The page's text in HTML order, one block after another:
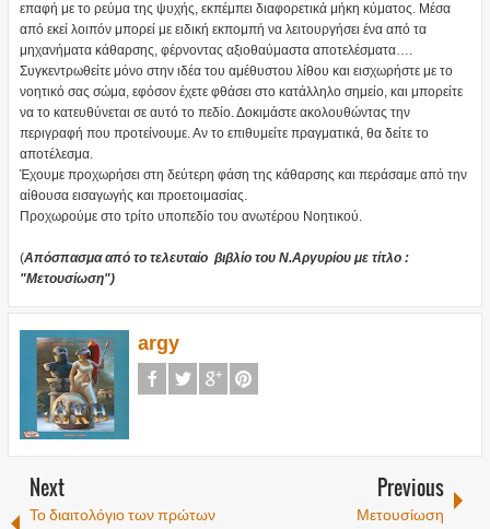
επαφή με το ρεύμα της ψυχής, εκπέμπει διαφορετικά μήκη κύματος. Μέσα
από εκεί λοιπόν μπορεί με ειδική εκπομπή να λειτουργήσει ένα από τα
μηχανήματα κάθαρσης, φέρνοντας αξιοθαύμαστα αποτελέσματα….
Συγκεντρωθείτε μόνο στην ιδέα του αμέθυστου λίθου και εισχωρήστε με το
νοητικό σας σώμα, εφόσον έχετε φθάσει στο κατάλληλο σημείο, και μπορείτε
να το κατευθύνεται σε αυτό το πεδίο. Δοκιμάστε ακολουθώντας την
περιγραφή που προτείνουμε. Αν το επιθυμείτε πραγματικά, θα δείτε το
αποτέλεσμα.
Έχουμε προχωρήσει στη δεύτερη φάση της κάθαρσης και περάσαμε από την
αίθουσα εισαγωγής και προετοιμασίας.
Προχωρούμε στο τρίτο υποπεδίο του ανωτέρου Νοητικού.
(Απόσπασμα από το τελευταίο βιβλίο του Ν.Αργυρίου με τίτλο :
"Mετουσίωση")
argy
Next
Το διαιτολόγιο των πρώτων
Previous
Μετουσίωση